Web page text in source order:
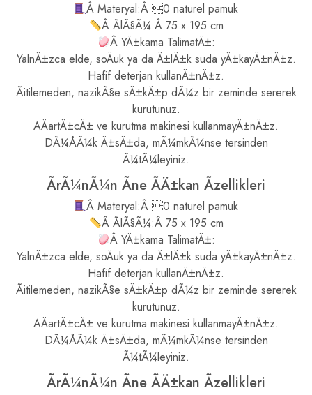
Â Materyal:Â 0 naturel pamuk
Â ÃlÃ§Ã¼:Â 75 x 195 cm
Â YÄ±kama TalimatÄ±:
YalnÄ±zca elde, soÄuk ya da Ä±lÄ±k suda yÄ±kayÄ±nÄ±z.
Hafif deterjan kullanÄ±nÄ±z.
Ãitilemeden, nazikÃ§e sÄ±kÄ±p dÃ¼z bir zeminde sererek
kurutunuz.
AÄartÄ±cÄ± ve kurutma makinesi kullanmayÄ±nÄ±z.
DÃ¼ÅÃ¼k Ä±sÄ±da, mÃ¼mkÃ¼nse tersinden
Ã¼tÃ¼leyiniz.
ÃrÃ¼nÃ¼n Ãne ÃÄ±kan Ãzellikleri
Â Materyal:Â 0 naturel pamuk
Â ÃlÃ§Ã¼:Â 75 x 195 cm
Â YÄ±kama TalimatÄ±:
YalnÄ±zca elde, soÄuk ya da Ä±lÄ±k suda yÄ±kayÄ±nÄ±z.
Hafif deterjan kullanÄ±nÄ±z.
Ãitilemeden, nazikÃ§e sÄ±kÄ±p dÃ¼z bir zeminde sererek
kurutunuz.
AÄartÄ±cÄ± ve kurutma makinesi kullanmayÄ±nÄ±z.
DÃ¼ÅÃ¼k Ä±sÄ±da, mÃ¼mkÃ¼nse tersinden
Ã¼tÃ¼leyiniz.
ÃrÃ¼nÃ¼n Ãne ÃÄ±kan Ãzellikleri